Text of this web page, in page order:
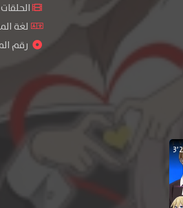
الحلقات : 12
لغة
رقم